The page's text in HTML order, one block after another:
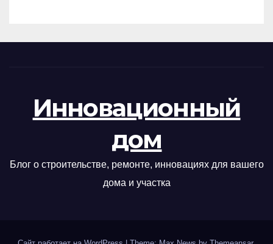
Инновационный
дом
Блог о строительстве, ремонте, инновациях для вашего
дома и участка